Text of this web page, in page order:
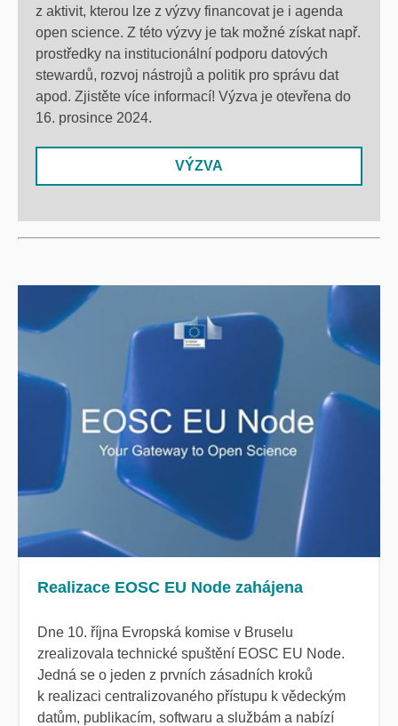
z aktivit, kterou lze z výzvy financovat je i agenda
open science. Z této výzvy je tak možné získat např.
prostředky na institucionální podporu datových
stewardů, rozvoj nástrojů a politik pro správu dat
apod. Zjistěte více informací! Výzva je otevřena do
16. prosince 2024.
VÝZVA
Realizace EOSC EU Node zahájena
Dne 10. října Evropská komise v Bruselu
zrealizovala technické spuštění EOSC EU Node.
Jedná se o jeden z prvních zásadních kroků
k realizaci centralizovaného přístupu k vědeckým
datům, publikacím, softwaru a službám a nabízí